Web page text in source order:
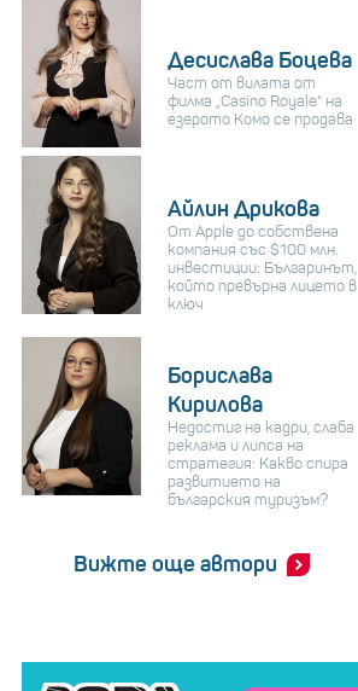
Десислава Боцева
Част от вилата от
филма „Casino Royale“ на
езерото Комо се продава
Айлин Дрикова
От Apple до собствена
компания със $100 млн.
инвестиции: Българинът,
който превърна лицето в
ключ
Борислава
Кирилова
Недостиг на кадри, слаба
реклама и липса на
стратегия: Какво спира
развитието на
българския туризъм?
Вижте още автори